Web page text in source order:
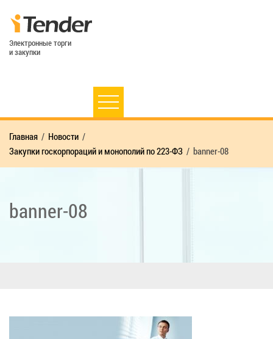
Электронные торги
и закупки
Главная
Новости
Закупки госкорпораций и монополий по 223-ФЗ
banner-08
banner-08